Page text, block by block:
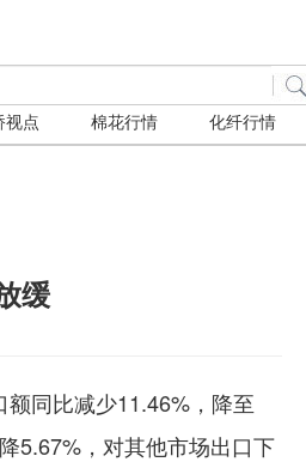
视点 棉花行情 化纤行情
缓
同比减少11.46%，降至
5.67%，对其他市场出口下